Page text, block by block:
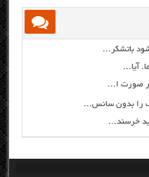
باتشکر...
آیا...
صورت ا...
خرسند...